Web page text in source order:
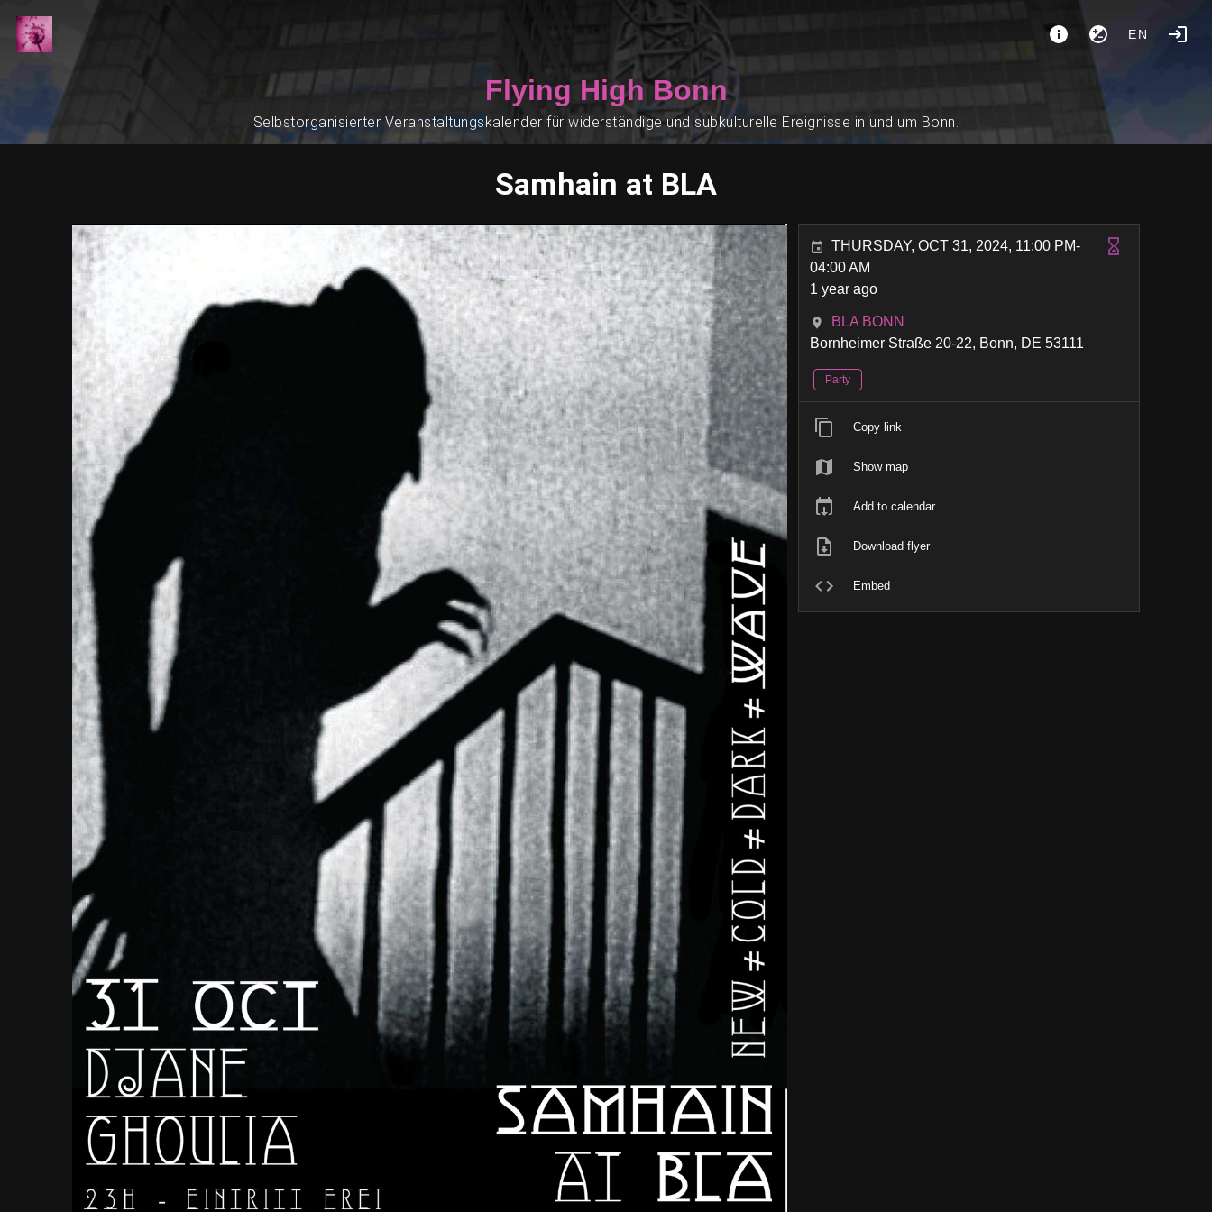
EN
Flying High Bonn
Selbstorganisierter Veranstaltungskalender für widerständige und subkulturelle Ereignisse in und um Bonn.
Samhain at BLA
THURSDAY, OCT 31, 2024, 11:00 PM-
04:00 AM
1 year ago
BLA BONN
Bornheimer Straße 20-22, Bonn, DE 53111
Party
Copy link
Show map
Add to calendar
Download flyer
Embed